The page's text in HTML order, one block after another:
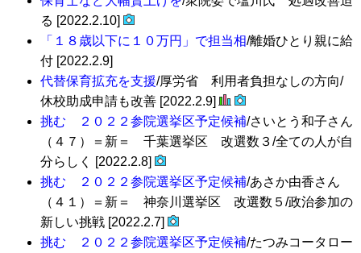
る [2022.2.10]
「１８歳以下に１０万円」で担当相/離婚ひとり親に給
付 [2022.2.9]
代替保育拡充を支援/厚労省 利用者負担なしの方向/
休校助成申請も改善 [2022.2.9]
挑む ２０２２参院選挙区予定候補/さいとう和子さん
（４７）＝新＝ 千葉選挙区 改選数３/全ての人が自
分らしく [2022.2.8]
挑む ２０２２参院選挙区予定候補/あさか由香さん
（４１）＝新＝ 神奈川選挙区 改選数５/政治参加の
新しい挑戦 [2022.2.7]
挑む ２０２２参院選挙区予定候補/たつみコータロー